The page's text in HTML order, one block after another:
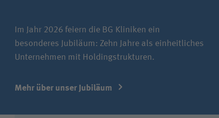
Im Jahr 2026 feiern die BG Kliniken ein
besonderes Jubiläum: Zehn Jahre als einheitliches
Unternehmen mit Holdingstrukturen.
Mehr über unser Jubiläum